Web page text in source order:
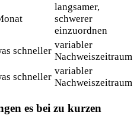
langsamer,
schwerer
einzuordnen
schneller
variabler
Nachweiszeitraum
schneller
variabler
Nachweiszeitraum
es bei zu kurzen